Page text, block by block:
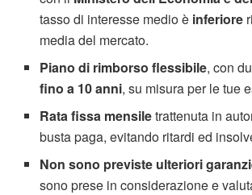
tasso di interesse medio è inferiore
media del mercato.
Piano di rimborso flessibile, con
fino a 10 anni, su misura per le tue
Rata fissa mensiletrattenuta in
busta paga, evitando ritardi ed
Non sono previste ulteriori
sono prese in considerazione e